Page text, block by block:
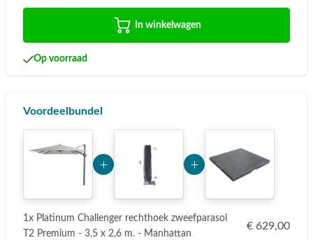
In winkelwagen
Op voorraad
Voordeelbundel
1x Platinum Challenger rechthoek zweefparasol
T2 Premium - 3,5 x 2,6 m. - Manhattan
€ 629,00